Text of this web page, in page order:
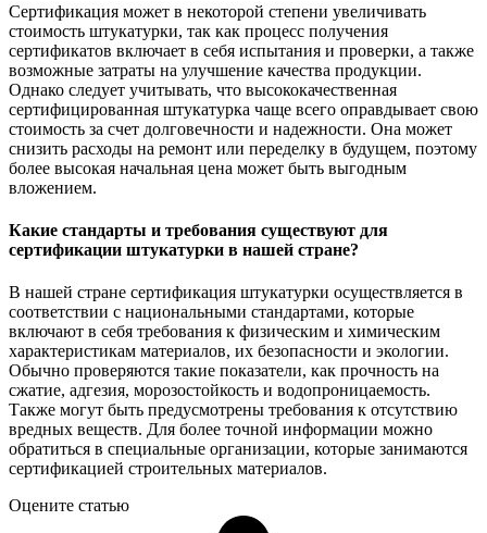
Сертификация может в некоторой степени увеличивать
стоимость штукатурки, так как процесс получения
сертификатов включает в себя испытания и проверки, а также
возможные затраты на улучшение качества продукции.
Однако следует учитывать, что высококачественная
сертифицированная штукатурка чаще всего оправдывает свою
стоимость за счет долговечности и надежности. Она может
снизить расходы на ремонт или переделку в будущем, поэтому
более высокая начальная цена может быть выгодным
вложением.
Какие стандарты и требования существуют для
сертификации штукатурки в нашей стране?
В нашей стране сертификация штукатурки осуществляется в
соответствии с национальными стандартами, которые
включают в себя требования к физическим и химическим
характеристикам материалов, их безопасности и экологии.
Обычно проверяются такие показатели, как прочность на
сжатие, адгезия, морозостойкость и водопроницаемость.
Также могут быть предусмотрены требования к отсутствию
вредных веществ. Для более точной информации можно
обратиться в специальные организации, которые занимаются
сертификацией строительных материалов.
Оцените статью